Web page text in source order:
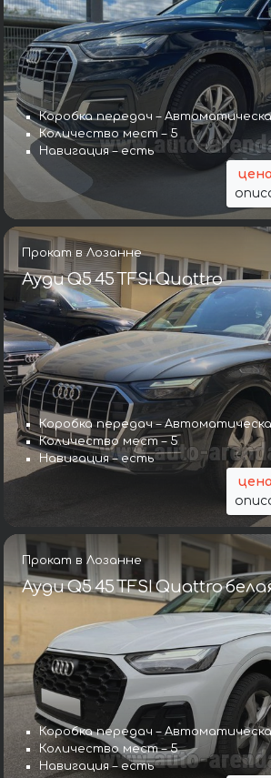
Коробка передач –
Количество мест – 5
Навигация – есть
Прокат в Лозанне
Ауди Q5 45 TFSI Quattro
Коробка передач –
Количество мест – 5
Навигация – есть
Прокат в Лозанне
Ауди Q5 45 TFSI Quattro
Коробка передач –
Количество мест – 5
Навигация – есть